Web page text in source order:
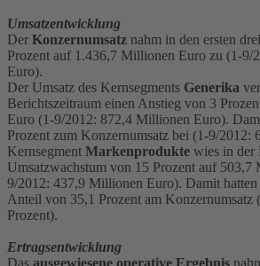
Umsatzentwicklung
Der Konzernumsatz nahm in den ersten
Prozent auf 1.436,7 Millionen Euro zu (1-9/
Euro).
Der Umsatz des Kernsegments Generika
Berichtszeitraum einen Anstieg von 3
Euro (1-9/2012: 872,4 Millionen Euro).
Prozent zum Konzernumsatz bei (1-9/2012:
Kernsegment Markenprodukte wies in der
Umsatzwachstum von 15 Prozent auf
9/2012: 437,9 Millionen Euro). Damit
Anteil von 35,1 Prozent am Konzernumsatz
Prozent).
Ertragsentwicklung
Das ausgewiesene operative Ergebnis